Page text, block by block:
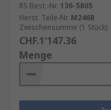
RS Best.-Nr. 136-5805
Herst. Teile-Nr. M246B
Zwischensumme (1 Stück)
CHF.1'147.36
Menge